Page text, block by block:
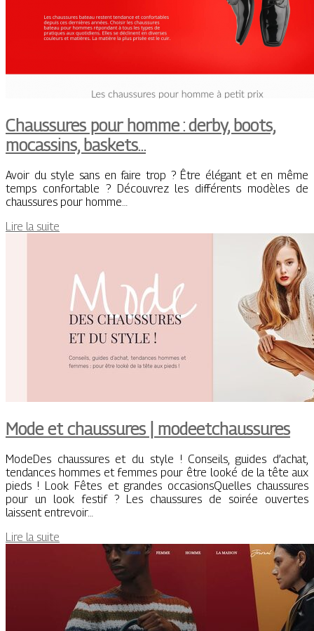
Chaussures pour homme : derby, boots,
mocassins, baskets…
Avoir du style sans en faire trop ? Être élégant et en même
temps confortable ? Découvrez les différents modèles de
chaussures pour homme…
Lire la suite
Mode et chaussures | modeetchaussures
ModeDes chaussures et du style ! Conseils, guides d’achat,
tendances hommes et femmes pour être looké de la tête aux
pieds ! Look Fêtes et grandes occasionsQuelles chaussures
pour un look festif ? Les chaussures de soirée ouvertes
laissent entrevoir…
Lire la suite